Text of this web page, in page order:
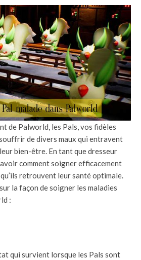
de Palworld, les Pals, vos fidèles
de divers maux qui entravent
bien-être. En tant que dresseur
comment soigner efficacement
retrouvent leur santé optimale.
la façon de soigner les maladies
:
qui survient lorsque les Pals sont